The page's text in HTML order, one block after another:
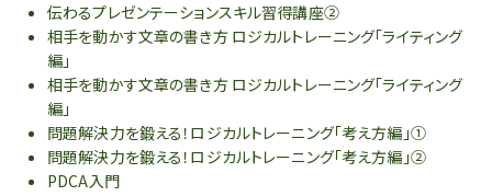
伝わるプレゼンテーションスキル習得講座②
相手を動かす文章の書き方 ロジカルトレーニング「ライティング
編」
相手を動かす文章の書き方 ロジカルトレーニング「ライティング
編」
問題解決力を鍛える！ロジカルトレーニング「考え方編」①
問題解決力を鍛える！ロジカルトレーニング「考え方編」②
PDCA入門